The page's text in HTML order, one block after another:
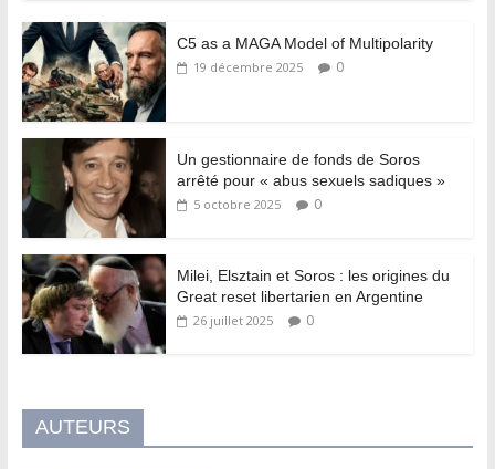
C5 as a MAGA Model of Multipolarity
19 décembre 2025 0
Un gestionnaire de fonds de Soros
arrêté pour « abus sexuels sadiques »
5 octobre 2025 0
Milei, Elsztain et Soros : les origines du
Great reset libertarien en Argentine
26 juillet 2025 0
AUTEURS